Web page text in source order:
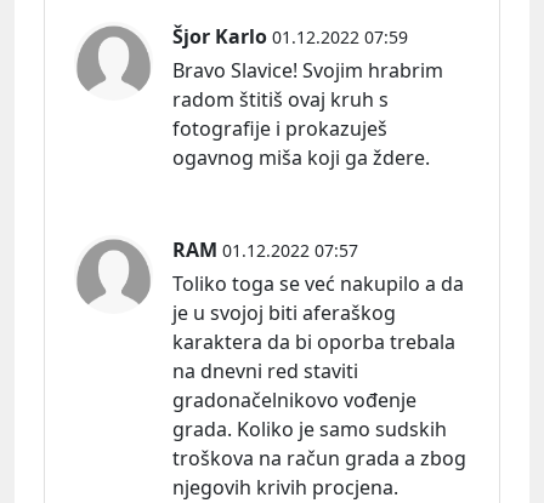
Šjor Karlo 01.12.2022 07:59
Bravo Slavice! Svojim hrabrim
radom štitiš ovaj kruh s
fotografije i prokazuješ
ogavnog miša koji ga ždere.
RAM 01.12.2022 07:57
Toliko toga se već nakupilo a da
je u svojoj biti aferaškog
karaktera da bi oporba trebala
na dnevni red staviti
gradonačelnikovo vođenje
grada. Koliko je samo sudskih
troškova na račun grada a zbog
njegovih krivih procjena.